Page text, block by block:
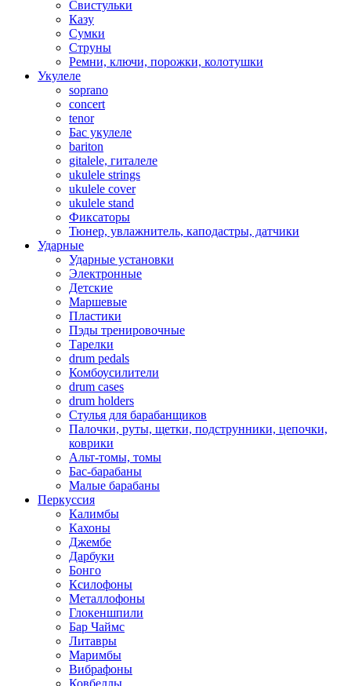
Свистульки
Казу
Сумки
Струны
Ремни, ключи, порожки, колотушки
Укулеле
soprano
concert
tenor
Бас укулеле
bariton
gitalele, гиталеле
ukulele strings
ukulele cover
ukulele stand
Фиксаторы
Тюнер, увлажнитель, каподастры, датчики
Ударные
Ударные установки
Электронные
Детские
Маршевые
Пластики
Пэды тренировочные
Тарелки
drum pedals
Комбоусилители
drum cases
drum holders
Стулья для барабанщиков
Палочки, руты, щетки, подструнники, цепочки,
коврики
Альт-томы, томы
Бас-барабаны
Малые барабаны
Перкуссия
Калимбы
Кахоны
Джембе
Дарбуки
Бонго
Ксилофоны
Металлофоны
Глокеншпили
Бар Чаймс
Литавры
Маримбы
Вибрафоны
Ковбеллы